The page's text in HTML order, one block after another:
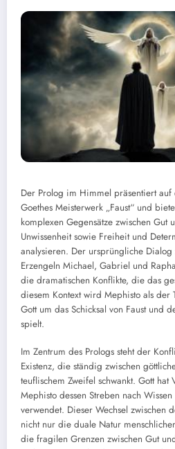
Der Prolog im Himmel präsentiert auf
Goethes Meisterwerk „Faust“ und
komplexen Gegensätze zwischen Gut
Unwissenheit sowie Freiheit und
analysieren. Der ursprüngliche Dialog
Erzengeln Michael, Gabriel und
die dramatischen Konflikte, die das
diesem Kontext wird Mephisto als der
Gott um das Schicksal von Faust und
spielt.
Im Zentrum des Prologs steht der
Existenz, die ständig zwischen
teuflischem Zweifel schwankt. Gott hat
Mephisto dessen Streben nach
verwendet. Dieser Wechsel zwischen
nicht nur die duale Natur
die fragilen Grenzen zwischen Gut